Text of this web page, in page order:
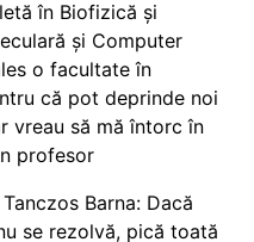
în Biofizică și
și Computer
o facultate în
că pot deprinde noi
vreau să mă întorc în
profesor
Barna: Dacă
se rezolvă, pică toată